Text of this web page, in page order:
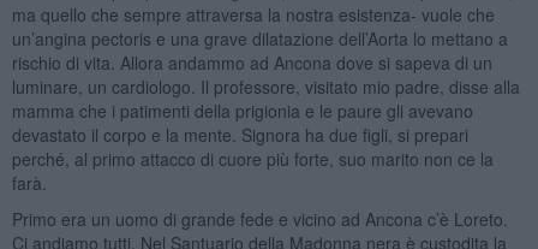
ma quello che sempre attraversa la nostra esistenza- vuole che
un’angina pectoris e una grave dilatazione dell’Aorta lo mettano a
rischio di vita. Allora andammo ad Ancona dove si sapeva di un
luminare, un cardiologo. Il professore, visitato mio padre, disse alla
mamma che i patimenti della prigionia e le paure gli avevano
devastato il corpo e la mente. Signora ha due figli, si prepari
perché, al primo attacco di cuore più forte, suo marito non ce la
farà.
Primo era un uomo di grande fede e vicino ad Ancona c’è Loreto.
Ci andiamo tutti. Nel Santuario della Madonna nera è custodita la